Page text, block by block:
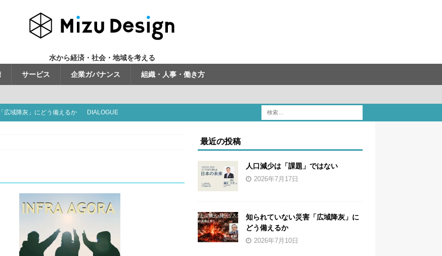
水から経済・社会・地域を考える
サービス 企業ガバナンス 組織・人事・働き方
広域降灰」にどう備えるか DIALOGUE
はない INFRA AGORA
最近の投稿
人口減少は「課題」ではない
2026年7月17日
知られていない災害「広域降灰」に
どう備えるか
2026年7月10日